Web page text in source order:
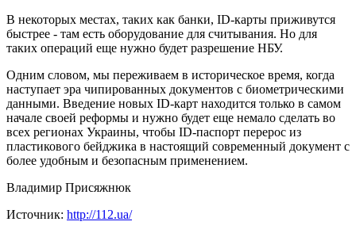
В некоторых местах, таких как банки, ID-карты приживутся
быстрее - там есть оборудование для считывания. Но для
таких операций еще нужно будет разрешение НБУ.
Одним словом, мы переживаем в историческое время, когда
наступает эра чипированных документов с биометрическими
данными. Введение новых ID-карт находится только в самом
начале своей реформы и нужно будет еще немало сделать во
всех регионах Украины, чтобы ID-паспорт перерос из
пластикового бейджика в настоящий современный документ с
более удобным и безопасным применением.
Владимир Присяжнюк
Источник: http://112.ua/